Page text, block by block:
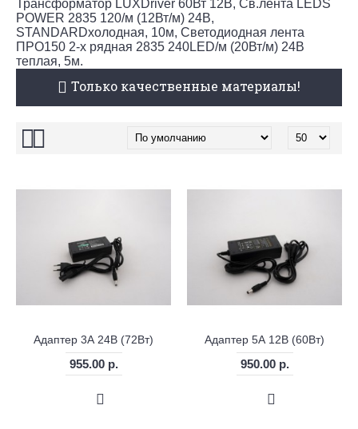
Трансформатор LUXDriver 60Вт 12В, Св.лента LEDS
POWER 2835 120/м (12Вт/м) 24В,
STANDARDхолодная, 10м, Светодиодная лента
ПРО150 2-х рядная 2835 240LED/м (20Вт/м) 24В
теплая, 5м.
Только качественные материалы!
Адаптер 3А 24В (72Вт)
955.00 р.
Адаптер 5А 12В (60Вт)
950.00 р.